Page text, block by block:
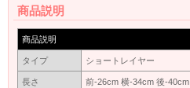
商品説明
商品説明
タイプ ショートレイヤー
長さ 前-26cm 横-34cm 後-40cm